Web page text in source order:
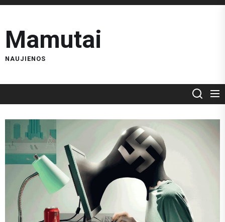
Skip
the
content
Mamutai
NAUJIENOS